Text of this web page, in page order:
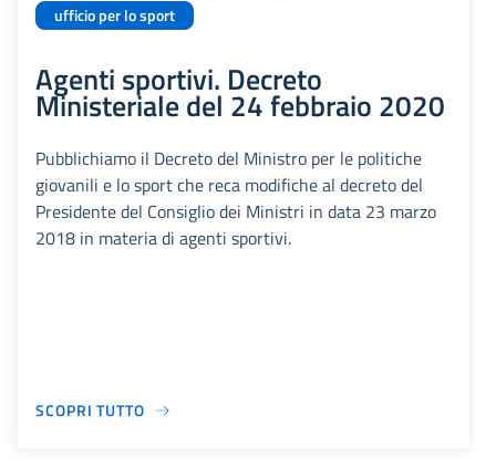
ufficio per lo sport
Agenti sportivi. Decreto
Ministeriale del 24 febbraio 2020
Pubblichiamo il Decreto del Ministro per le politiche
giovanili e lo sport che reca modifiche al decreto del
Presidente del Consiglio dei Ministri in data 23 marzo
2018 in materia di agenti sportivi.
SCOPRI TUTTO